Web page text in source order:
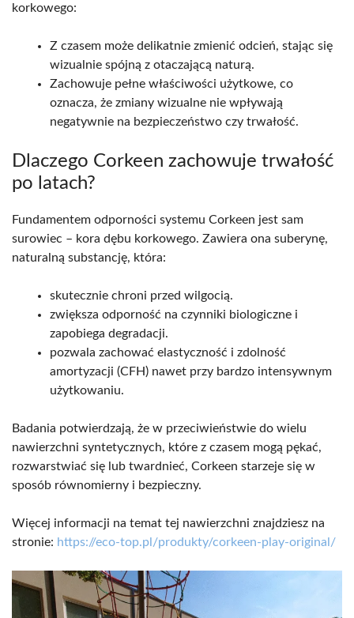
korkowego:
Z czasem może delikatnie zmienić odcień, stając się
wizualnie spójną z otaczającą naturą.
Zachowuje pełne właściwości użytkowe, co
oznacza, że zmiany wizualne nie wpływają
negatywnie na bezpieczeństwo czy trwałość.
Dlaczego Corkeen zachowuje trwałość
po latach?
Fundamentem odporności systemu Corkeen jest sam
surowiec – kora dębu korkowego. Zawiera ona suberynę,
naturalną substancję, która:
skutecznie chroni przed wilgocią.
zwiększa odporność na czynniki biologiczne i
zapobiega degradacji.
pozwala zachować elastyczność i zdolność
amortyzacji (CFH) nawet przy bardzo intensywnym
użytkowaniu.
Badania potwierdzają, że w przeciwieństwie do wielu
nawierzchni syntetycznych, które z czasem mogą pękać,
rozwarstwiać się lub twardnieć, Corkeen starzeje się w
sposób równomierny i bezpieczny.
Więcej informacji na temat tej nawierzchni znajdziesz na
stronie: https://eco-top.pl/produkty/corkeen-play-original/